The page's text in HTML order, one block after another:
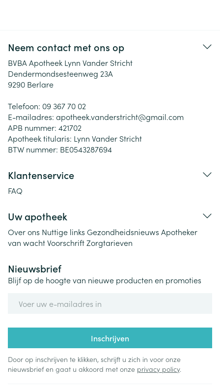
Neem contact met ons op
BVBA Apotheek Lynn Vander Stricht
Dendermondsesteenweg 23A
9290 Berlare
Telefoon: 09 367 70 02
E-mailadres: apotheek.vanderstricht@gmail.com
APB nummer: 421702
Apotheek titularis: Lynn Vander Stricht
BTW nummer: BE0543287694
Klantenservice
FAQ
Uw apotheek
Over ons Nuttige links Gezondheidsnieuws Apotheker
van wachtVoorschriftZorgtarieven
Nieuwsbrief
Blijf op de hoogte van nieuwe producten en promoties
Inschrijven
Door op inschrijven te klikken, schrijft u zich in voor onze
nieuwsbrief en gaat u akkoord met onze privacy policy.